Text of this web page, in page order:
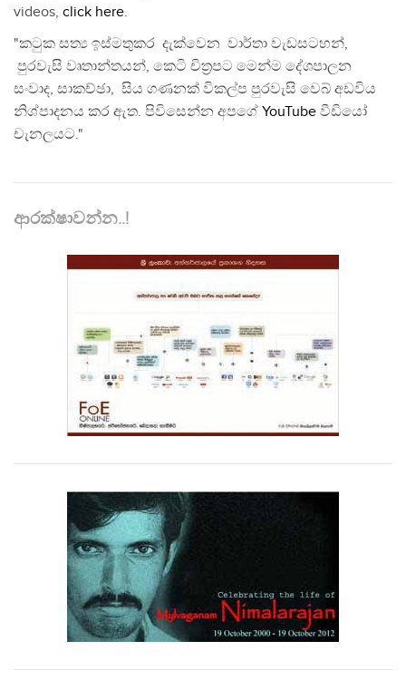
videos, click here.
"කටුක සත්‍ය ඉස්මතුකර දැක්වෙන වාර්තා වැඩසටහන්,
පුරවැසි වෘතාන්තයන්, කෙටි චිත්‍රපට මෙන්ම දේශපාලන
සංවාද, සාකච්ඡා, සිය ගණනක් විකල්ප පුරවැසි වෙබ් අඩවිය
නිශ්පාදනය කර ඇත. පිවිසෙන්න අපගේ YouTube වීඩියෝ
චැනලයට."
ආරක්ෂාවන්න..!